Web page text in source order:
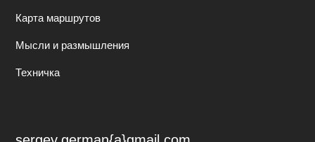
Карта маршрутов
Мысли и размышления
Техничка